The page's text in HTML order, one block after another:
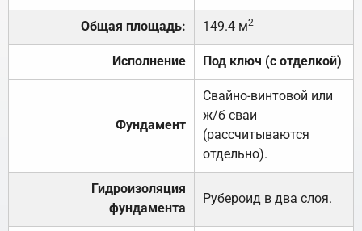
Общая площадь: 149.4 м2
Исполнение Под ключ (с отделкой)
Фундамент
Свайно-винтовой или
ж/б сваи
(рассчитываются
отдельно).
Гидроизоляция
фундамента
Рубероид в два слоя.